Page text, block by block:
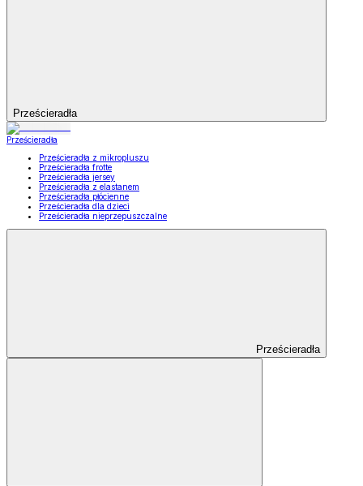
Prześcieradła
Prześcieradła
Prześcieradła z mikropluszu
Prześcieradła frotte
Prześcieradła jersey
Prześcieradła z elastanem
Prześcieradła płócienne
Prześcieradła dla dzieci
Prześcieradła nieprzepuszczalne
Prześcieradła